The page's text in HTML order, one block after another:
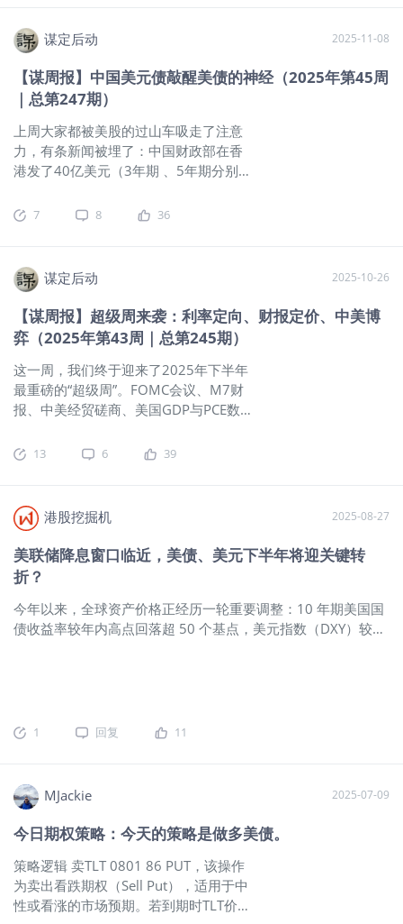
会让收益率再度冲高，造成美股的高位抛压。同时最重要的
是，通胀会失控，你要知道，当前的美联储在特朗普明牌影响
下，已经向着全面鸽派进展了，不管发生什么，2026年的50个
基点的两次降息都是大概率的，而如果这时候通
间主要通过调节存款利率等方式来实
现。 一方面是不断下调存款利率水平，
另一方面是调整存款结构、优化负债结
构，从而更好应对净息差持续下行的压
力，降低银行的资金成本。 根据公开数
据显示，2025年三季度商业银行的净息
差只有1.42%，2024年末净息差为
1.52%。然而，在2021年末，商业银行
间，商业银行的净息差大幅下降了近60
润空间，银行也在想尽办法维持稳定的
利润空间。 在净息差、LPR持续下行的
同时，这几年银行也在同步下调存款利
率水平。 例如，截至目前，国有大行一
年期整存整取的存款利率已不足1%。包
括定期存款、大额存单在内的存款产
品，存款利率已经全面步入了“1时代”。
五年期定期存款和五年期大额存单的陆
利率走向也抱有一定的不明朗预期。 假
如未来两三年时间，国内利率水平存在
暖，那么银行也不会轻易下架中长期存
款产品。在银行陆续下架中长期存款背
后，或反映出银行对未来利率表现以及
房地产回暖预期的谨慎态度。 在无风险
利率持续下行的背后，不仅仅是中长期
存款产品变得更加稀缺，而且对投资年
化利率高于3%的投资品种，都会成为市
投资回报率为2%至3%。然而，只依靠
银行定期存款和大额存单产品，显然无
求。 除了配置定
谋定后动 2025-11-08
【谋周报】中国美元债敲醒美债的神经（2025年第45周
｜总第247期）
上周大家都被美股的过山车吸走了注意
力，有条新闻被埋了：中国财政部在香
港发了40亿美元（3年期 、5年期分别
30倍，收益率几乎贴着同期限美债。投
在港交所挂牌。承销团包含德意志银
行、汇丰等国际行。这意味着在中美关
系缓和的大背景下，国际资金愿意按一
线主权的价格来买单，说明对中国主权
信用、对这批债的流动性，都不缺信
心。 不是说好了要“去美元化”吗？怎么
发行美元计价的中国国债呢？这对美国
自身的国债发行有什么影响？美国国债
风 对中国而言，去美元化是方向，是慢
是先把最深、最便宜、买家最多的水道
借来用。这次发美元债主要有三个好
处： 在离岸市场把中国的美元定价尺子
立起来，让不同期限都有清晰的参照
价； 把海外长期资金拉进来，让央行、
主权基金、保险这些“长钱”成为稳定买
家； 给香港加温，把交易和结算都放在
在 ~9000亿美元 以上，40亿美元连
0.5% 都不到，因此这样规模的供给只是
挤压。 但这样的发债也给美财政部长贝
森特提了一个醒，你们要是这么政府关
门磨叽下去，市场的需求就被人家一点
点的抽走了。 12月份是否降息成疑问
CME FedWatch 显示，12月降息 25bp
的押注从一个月前的 ~82%，降到现在
大约 66–67%，已经不到“基本确定”的
7 8 36
谋定后动 2025-10-26
【谋周报】超级周来袭：利率定向、财报定价、中美博
弈（2025年第43周｜总第245期）
这一周，我们终于迎来了2025年下半年
最重磅的“超级周”。FOMC会议、M7财
报、中美经贸磋商、美国GDP与PCE数
量，都挤在了同一周的日历上。 无论是
这几天内陆续浮出水面。而在这些事件
交织的背景下，美股接下来几个月的走
势，也许就此定型。 利率的最后拐点：
降息节奏已定，方向才是关键 市场早已
在为FOMC做准备。按照CME
FedWatch的定价，美联储在今年的两次
降息（共50个基点）几乎已成定局。
的组合，正好符合美联储设想中的“软着
安。因为每一次软着陆预期的出现，往
往也是股市估值的高点。你能感受到资
金的矛盾：一方面希望降息更快，另一
方面又怕降息太快意味着增长不稳。 这
次会议的看点，不在于是否降息，而在
于两件事： 第一，美联储是否会调整“点
阵图”暗示2026年的中性利率水平。如
13 6 39
港股挖掘机 2025-08-27
美联储降息窗口临近，美债、美元下半年将迎关键转
折？
今年以来，全球资产价格正经历一轮重要调整：10 年期美国国
债收益率较年内高点回落超 50 个基点，美元指数（DXY）较高
有望双双创下年内新低，为投资者提供明确的布局方向。 一、
克逊霍尔全球央行年会上，美联储主席鲍威尔释放明确鸽派信
号，称 “当前政策处于限制性区间，经济前景与风险平衡可能需
要调整政策立场”，直接推动市场隐含的联邦基金利率低谷跌破
3%（目前为 2.94%）。 摩根士丹利指出，这一利率低谷仍有进
一步下行空间：一方面，当前水平高于 2025 年 4 月的 2.87%
和 2024 年 9 月的 2.69%；另一方面，美联储经济学家预计最
终联邦基金利率可能降至 2.625%（而非市场当前定价的
1 回复 11
MJackie 2025-07-09
今日期权策略：今天的策略是做多美债。
策略逻辑 卖TLT 0801 86 PUT，该操作
为卖出看跌期权（Sell Put），适用于中
性或看涨的市场预期。若到期时TLT价格